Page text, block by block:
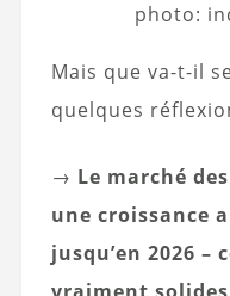
photo:
Mais que va-t-il
quelques
→ Le marché
une croissance
jusqu’en 2026 –